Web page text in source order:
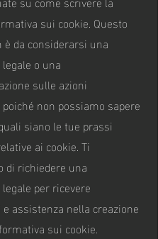
sui cookie. Questo
da considerarsi una
o una
sulle azioni
non possiamo sapere
siano le tue prassi
ai cookie. Ti
di richiedere una
per ricevere
assistenza nella creazione
sui cookie.